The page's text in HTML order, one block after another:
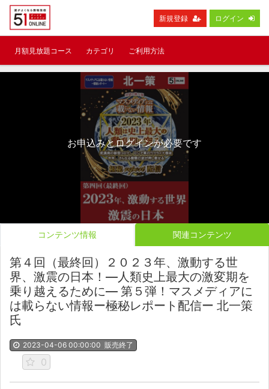
新規登録 ログイン
月額見放題コース カテゴリ ご利用方法
お申込みとログインが必要です
コンテンツ情報 関連コンテンツ
第４回（最終回）２０２３年、激動する世
界、激震の日本！―人類史上最大の激変期を
乗り越えるために― 第５弾！マスメディアに
は載らない情報ー極秘レポート配信ー 北一策
氏
2023-04-06 00:00:00 販売終了
0